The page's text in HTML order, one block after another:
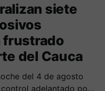
siete
frustrado
del Cauca
del 4 de agosto
adelantado por